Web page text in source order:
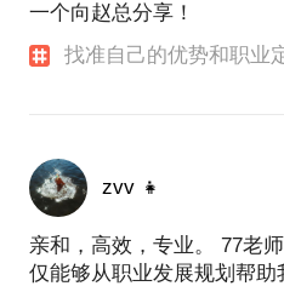
一个向赵总分享！
找准自己的优势和职业
zvv 👧
亲和，高效，专业。 77老
仅能够从职业发展规划帮